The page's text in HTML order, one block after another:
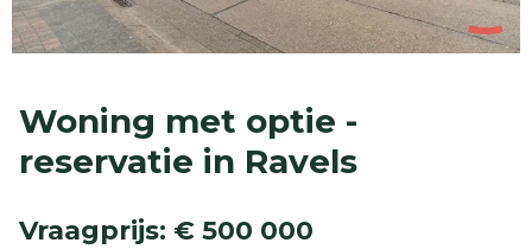
Woning met optie -
reservatie in Ravels
Vraagprijs: € 500 000